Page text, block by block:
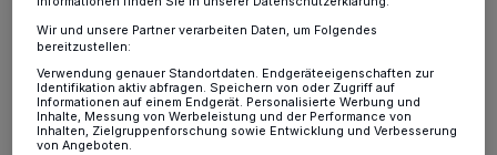
Hochdahl
Der TSV Hochdahl 64 e.V. startet wieder
mit einem neuen Nordic-Walking Einsteigerkurs. Die
Anmeldung zum Start des zwölfwöchigen
Kursangebotes, welches am Montag, den 8. Mai, von
18 Uhr bis 19.30 Uhr startet, ist ab sofort möglich.
Wir und unsere Partner verarbeiten Daten, um Folgendes
bereitzustellen:
Verwendung genauer Standortdaten. Endgeräteeigenschaften zur
Identifikation aktiv abfragen. Speichern von oder Zugriff auf
Informationen auf einem Endgerät. Personalisierte Werbung und
Inhalte, Messung von Werbeleistung und der Performance von
Inhalten, Zielgruppenforschung sowie Entwicklung und Verbesserung
von Angeboten.